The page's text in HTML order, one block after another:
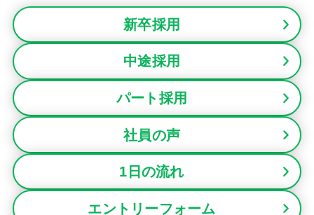
新卒採用
中途採用
パート採用
社員の声
1日の流れ
エントリーフォーム